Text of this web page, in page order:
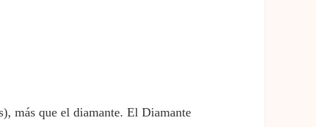
más que el diamante. El Diamante